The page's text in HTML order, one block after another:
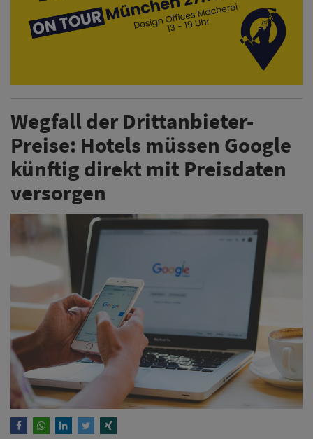
Wegfall der Drittanbieter-
Preise: Hotels müssen Google
künftig direkt mit Preisdaten
versorgen